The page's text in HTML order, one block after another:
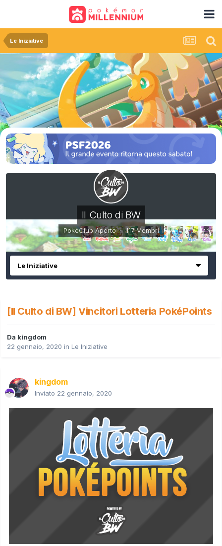
Le Iniziative
Il Culto di BW
PokéClub Aperto · 117 Membri
Le Iniziative
[Il Culto di BW] Vincitori Lotteria PokéPoints
Da kingdom
22 gennaio, 2020 in Le Iniziative
kingdom
Inviato 22 gennaio, 2020